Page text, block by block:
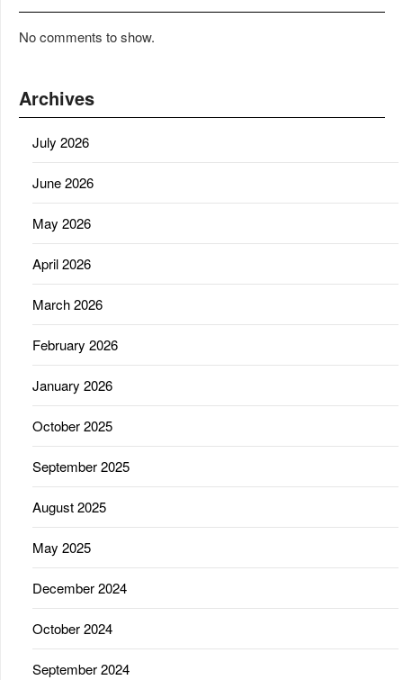
No comments to show.
Archives
July 2026
June 2026
May 2026
April 2026
March 2026
February 2026
January 2026
October 2025
September 2025
August 2025
May 2025
December 2024
October 2024
September 2024